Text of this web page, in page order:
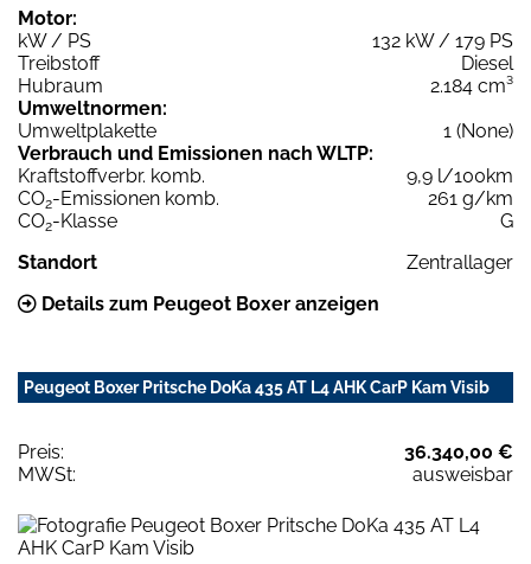
Motor:
kW / PS
132 kW / 179 PS
Treibstoff
Diesel
Hubraum
2.184 cm³
Umweltnormen:
Umweltplakette
1 (None)
Verbrauch und Emissionen nach WLTP:
Kraftstoffverbr. komb.
9,9 l/100km
CO2-Emissionen komb.
261 g/km
CO2-Klasse
G
Standort
Zentrallager
Details zum Peugeot Boxer anzeigen
Peugeot Boxer Pritsche DoKa 435 AT L4 AHK CarP Kam Visib
Preis:
36.340,00 €
MWSt:
ausweisbar